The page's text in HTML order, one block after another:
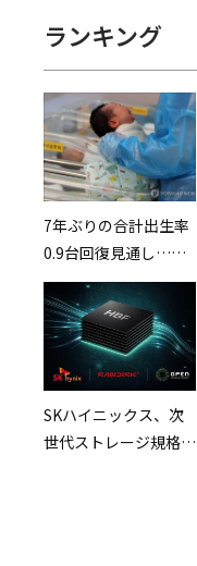
ランキング
7年ぶりの合計出生率
0.9台回復見通し…進
む高齢化構造への懸念
は拭えず
SKハイニックス、次
世代ストレージ規格